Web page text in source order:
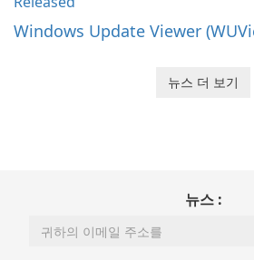
Windows Update Viewer
뉴스 더 보기
뉴스 :